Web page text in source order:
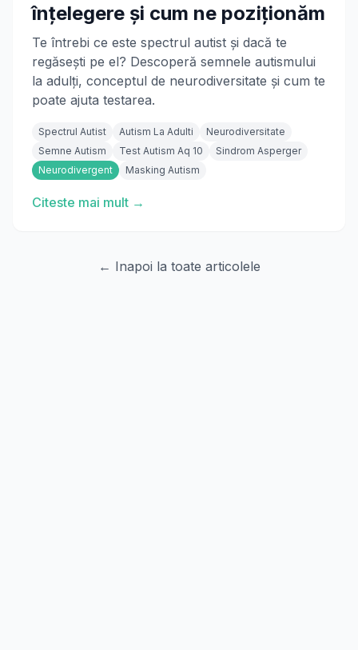
înțelegere și cum ne poziționăm
Te întrebi ce este spectrul autist și dacă te
regăsești pe el? Descoperă semnele autismului
la adulți, conceptul de neurodiversitate și cum te
poate ajuta testarea.
Spectrul Autist Autism La Adulti
Neurodiversitate
Semne Autism
Test Autism Aq 10
Sindrom Asperger
Neurodivergent
Masking Autism
Citeste mai mult →
← Inapoi la toate articolele